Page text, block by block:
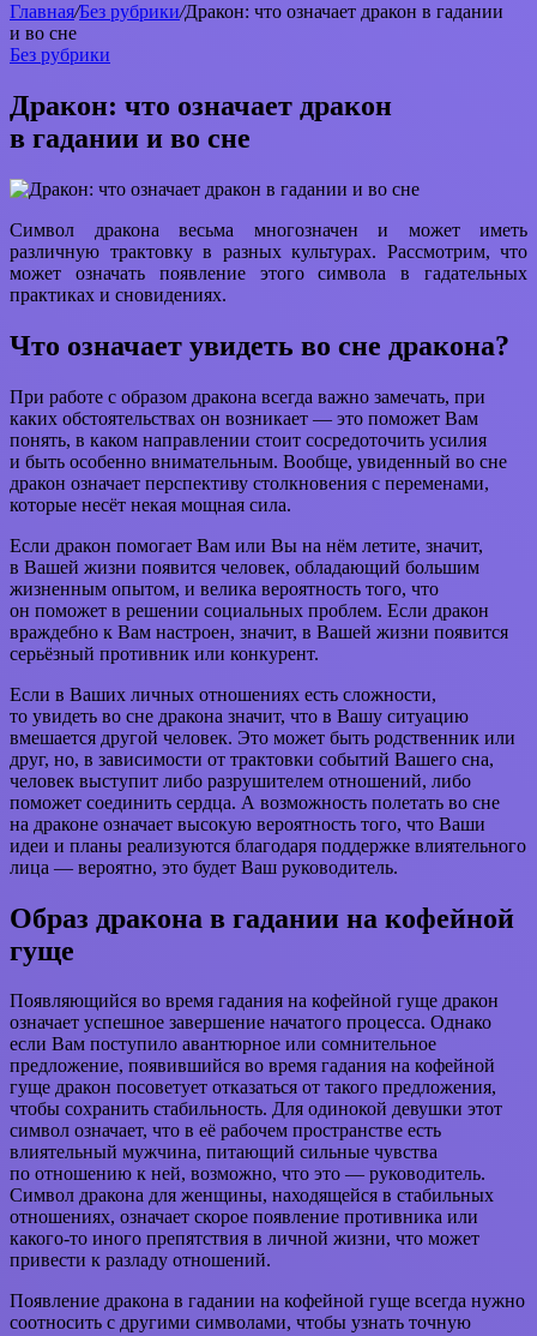
Главная/Без рубрики/Дракон: что означает дракон в гадании
и во сне
Без рубрики
Дракон: что означает дракон
в гадании и во сне
Символ дракона весьма многозначен и может иметь
различную трактовку в разных культурах. Рассмотрим, что
может означать появление этого символа в гадательных
практиках и сновидениях.
Что означает увидеть во сне дракона?
При работе с образом дракона всегда важно замечать, при
каких обстоятельствах он возникает — это поможет Вам
понять, в каком направлении стоит сосредоточить усилия
и быть особенно внимательным. Вообще, увиденный во сне
дракон означает перспективу столкновения с переменами,
которые несёт некая мощная сила.
Если дракон помогает Вам или Вы на нём летите, значит,
в Вашей жизни появится человек, обладающий большим
жизненным опытом, и велика вероятность того, что
он поможет в решении социальных проблем. Если дракон
враждебно к Вам настроен, значит, в Вашей жизни появится
серьёзный противник или конкурент.
Если в Ваших личных отношениях есть сложности,
то увидеть во сне дракона значит, что в Вашу ситуацию
вмешается другой человек. Это может быть родственник или
друг, но, в зависимости от трактовки событий Вашего сна,
человек выступит либо разрушителем отношений, либо
поможет соединить сердца. А возможность полетать во сне
на драконе означает высокую вероятность того, что Ваши
идеи и планы реализуются благодаря поддержке влиятельного
лица — вероятно, это будет Ваш руководитель.
Образ дракона в гадании на кофейной
гуще
Появляющийся во время гадания на кофейной гуще дракон
означает успешное завершение начатого процесса. Однако
если Вам поступило авантюрное или сомнительное
предложение, появившийся во время гадания на кофейной
гуще дракон посоветует отказаться от такого предложения,
чтобы сохранить стабильность. Для одинокой девушки этот
символ означает, что в её рабочем пространстве есть
влиятельный мужчина, питающий сильные чувства
по отношению к ней, возможно, что это — руководитель.
Символ дракона для женщины, находящейся в стабильных
отношениях, означает скорое появление противника или
какого-то иного препятствия в личной жизни, что может
привести к разладу отношений.
Появление дракона в гадании на кофейной гуще всегда нужно
соотносить с другими символами, чтобы узнать точную